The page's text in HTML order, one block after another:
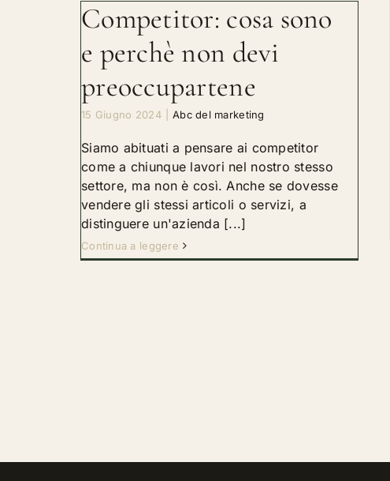
Competitor: cosa sono
e perchè non devi
preoccupartene
15 Giugno 2024 Abc del marketing
Siamo abituati a pensare ai competitor
come a chiunque lavori nel nostro stesso
settore, ma non è così. Anche se dovesse
vendere gli stessi articoli o servizi, a
distinguere un'azienda [...]
Continua a leggere